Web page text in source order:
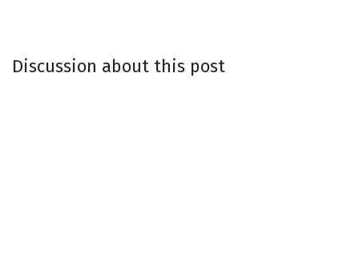
Discussion about this post